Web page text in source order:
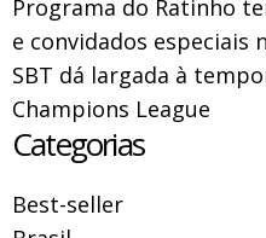
Programa do Ratinho
e convidados especiais
SBT dá largada à
Champions League
Categorias
Best-seller